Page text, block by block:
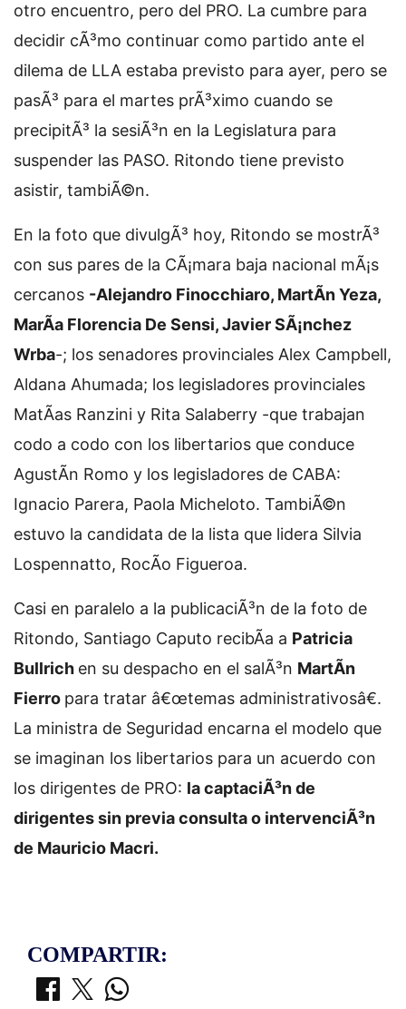
otro encuentro, pero del PRO. La cumbre para
decidir cÃ³mo continuar como partido ante el
dilema de LLA estaba previsto para ayer, pero se
pasÃ³ para el martes prÃ³ximo cuando se
precipitÃ³ la sesiÃ³n en la Legislatura para
suspender las PASO. Ritondo tiene previsto
asistir, tambiÃ©n.
En la foto que divulgÃ³ hoy, Ritondo se mostrÃ³
con sus pares de la CÃ¡mara baja nacional mÃ¡s
cercanos -Alejandro Finocchiaro, MartÃ­n Yeza,
MarÃ­a Florencia De Sensi, Javier SÃ¡nchez
Wrba-; los senadores provinciales Alex Campbell,
Aldana Ahumada; los legisladores provinciales
MatÃ­as Ranzini y Rita Salaberry -que trabajan
codo a codo con los libertarios que conduce
AgustÃ­n Romo y los legisladores de CABA:
Ignacio Parera, Paola Micheloto. TambiÃ©n
estuvo la candidata de la lista que lidera Silvia
Lospennatto, RocÃ­o Figueroa.
Casi en paralelo a la publicaciÃ³n de la foto de
Ritondo, Santiago Caputo recibÃ­a a Patricia
Bullrich en su despacho en el salÃ³n MartÃ­n
Fierro para tratar â€œtemas administrativosâ€.
La ministra de Seguridad encarna el modelo que
se imaginan los libertarios para un acuerdo con
los dirigentes de PRO: la captaciÃ³n de
dirigentes sin previa consulta o intervenciÃ³n
de Mauricio Macri.
COMPARTIR: